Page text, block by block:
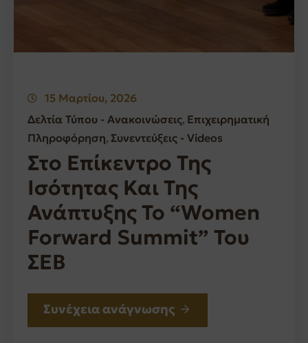
15 Μαρτίου, 2026
Δελτία Τύπου - Ανακοινώσεις‚ Επιχειρηματική
Πληροφόρηση‚ Συνεντεύξεις - Videos
Στο Επίκεντρο Της
Ισότητας Και Της
Ανάπτυξης Το “Women
Forward Summit” Του
ΣΕΒ
Συνέχεια ανάγνωσης